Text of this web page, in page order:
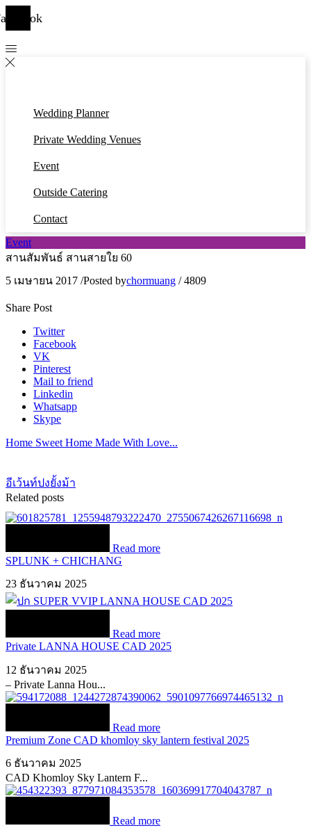
Wedding Planner
Private Wedding Venues
Event
Outside Catering
Contact
Event
สานสัมพันธ์ สานสายใย 60
5 เมษายน 2017 /Posted bychormuang / 4809
Share Post
Twitter
Facebook
VK
Pinterest
Mail to friend
Linkedin
Whatsapp
Skype
Home Sweet Home Made With Love...
อีเว้นท์ปงยั้งม้า
Related posts
Read more
SPLUNK + CHICHANG
23 ธันวาคม 2025
Read more
Private LANNA HOUSE CAD 2025
12 ธันวาคม 2025
– Private Lanna Hou...
Read more
Premium Zone CAD khomloy sky lantern festival 2025
6 ธันวาคม 2025
CAD Khomloy Sky Lantern F...
Read more